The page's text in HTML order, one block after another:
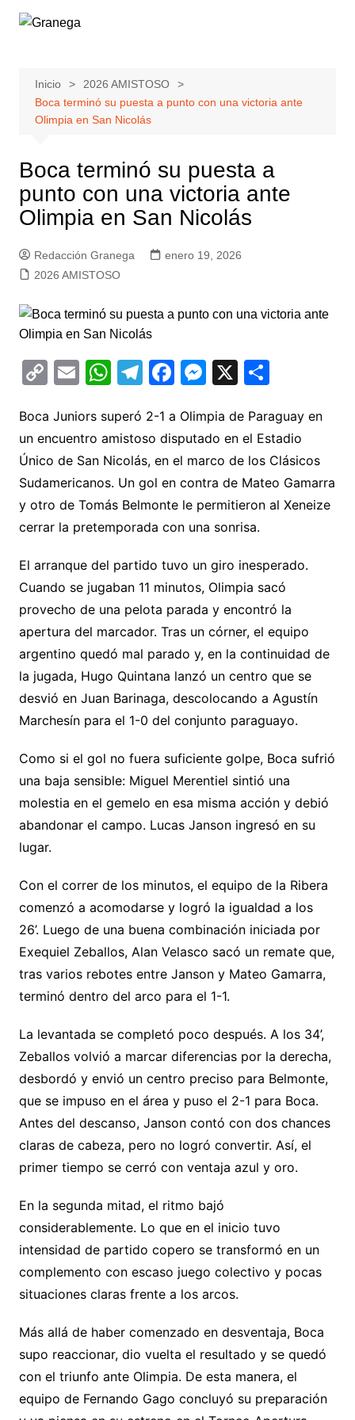
Inicio
2026 AMISTOSO
Boca terminó su puesta a punto con una victoria ante
Olimpia en San Nicolás
Boca terminó su puesta a
punto con una victoria ante
Olimpia en San Nicolás
Redacción Granega
enero 19, 2026
2026 AMISTOSO
C
p
y
Li
n
k
E
ai
l
W
at
s
A
p
p
T
e
gr
a
m
F
c
e
b
o
o
M
s
s
e
n
g
X C
m
p
ar
tir
Boca Juniors superó 2-1 a Olimpia de Paraguay en
un encuentro amistoso disputado en el Estadio
Único de San Nicolás, en el marco de los Clásicos
Sudamericanos. Un gol en contra de Mateo Gamarra
y otro de Tomás Belmonte le permitieron al Xeneize
cerrar la pretemporada con una sonrisa.
El arranque del partido tuvo un giro inesperado.
Cuando se jugaban 11 minutos, Olimpia sacó
provecho de una pelota parada y encontró la
apertura del marcador. Tras un córner, el equipo
argentino quedó mal parado y, en la continuidad de
la jugada, Hugo Quintana lanzó un centro que se
desvió en Juan Barinaga, descolocando a Agustín
Marchesín para el 1-0 del conjunto paraguayo.
Como si el gol no fuera suficiente golpe, Boca sufrió
una baja sensible: Miguel Merentiel sintió una
molestia en el gemelo en esa misma acción y debió
abandonar el campo. Lucas Janson ingresó en su
lugar.
Con el correr de los minutos, el equipo de la Ribera
comenzó a acomodarse y logró la igualdad a los
26’. Luego de una buena combinación iniciada por
Exequiel Zeballos, Alan Velasco sacó un remate que,
tras varios rebotes entre Janson y Mateo Gamarra,
terminó dentro del arco para el 1-1.
La levantada se completó poco después. A los 34’,
Zeballos volvió a marcar diferencias por la derecha,
desbordó y envió un centro preciso para Belmonte,
que se impuso en el área y puso el 2-1 para Boca.
Antes del descanso, Janson contó con dos chances
claras de cabeza, pero no logró convertir. Así, el
primer tiempo se cerró con ventaja azul y oro.
En la segunda mitad, el ritmo bajó
considerablemente. Lo que en el inicio tuvo
intensidad de partido copero se transformó en un
complemento con escaso juego colectivo y pocas
situaciones claras frente a los arcos.
Más allá de haber comenzado en desventaja, Boca
supo reaccionar, dio vuelta el resultado y se quedó
con el triunfo ante Olimpia. De esta manera, el
equipo de Fernando Gago concluyó su preparación